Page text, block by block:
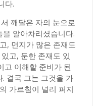
다.
깨달은 자의 눈으로
알아차리셨습니다.
, 먼지가 많은 존재도
고, 둔한 존재도 있
고 이해할 준비가 된
결국 그는 그것을 가
가르침이 널리 퍼지